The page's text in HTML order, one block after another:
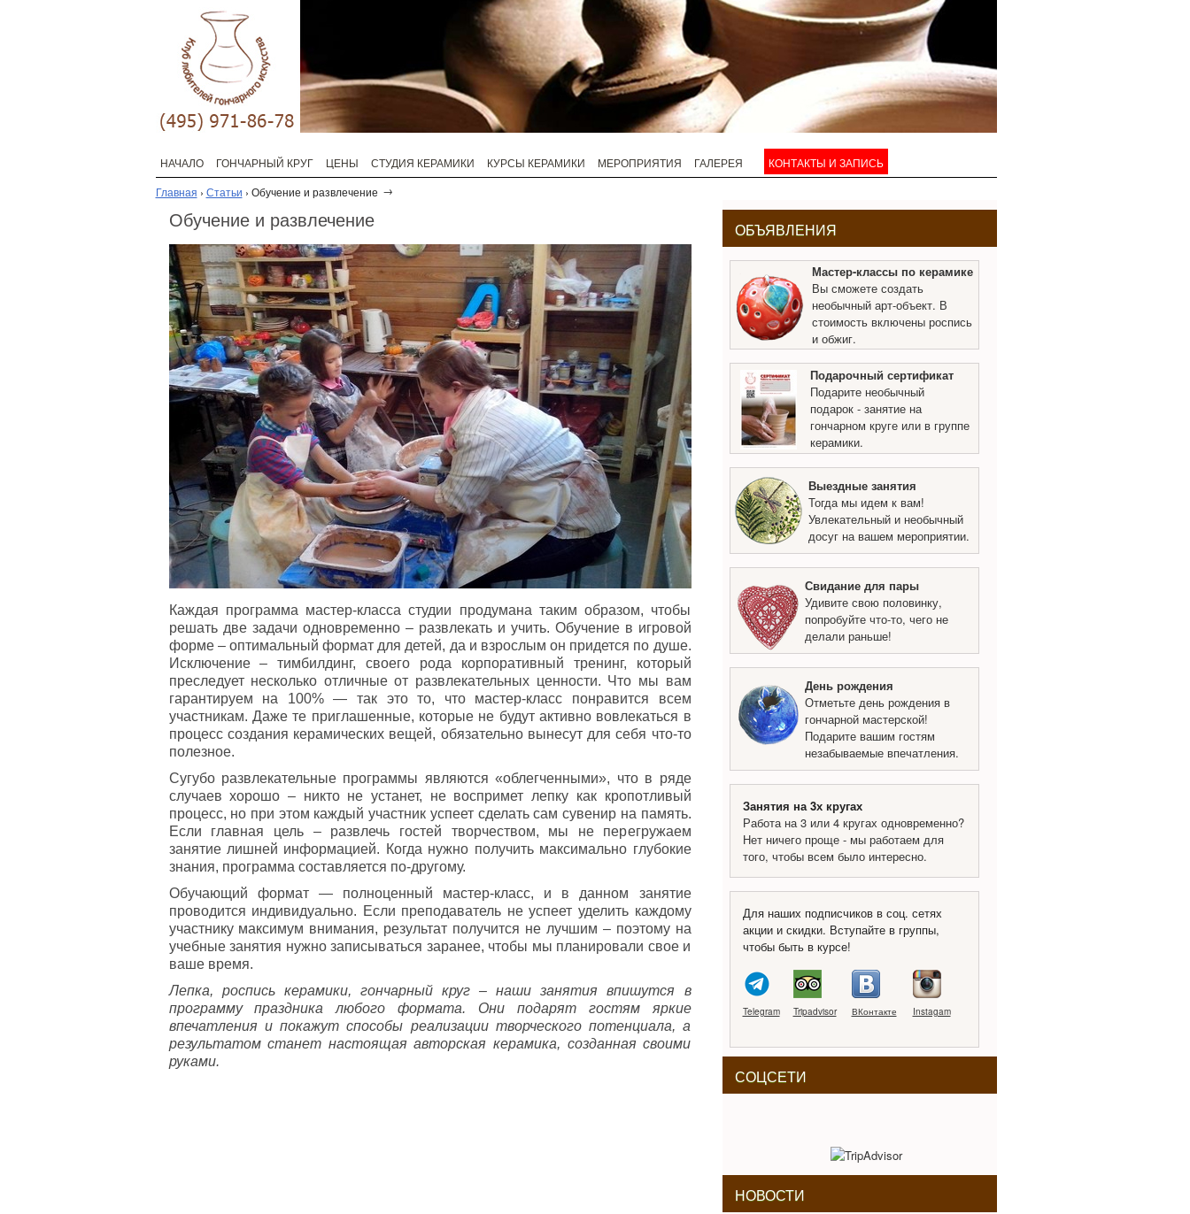
НАЧАЛО ГОНЧАРНЫЙ КРУГ ЦЕНЫ СТУДИЯ КЕРАМИКИ КУРСЫ КЕРАМИКИ МЕРОПРИЯТИЯ ГАЛЕРЕЯ
КОНТАКТЫ И ЗАПИСЬ
Главная › Статьи › Обучение и развлечение
Обучение и развлечение
Каждая программа мастер-класса студии продумана таким образом, чтобы
решать две задачи одновременно – развлекать и учить. Обучение в игровой
форме – оптимальный формат для детей, да и взрослым он придется по душе.
Исключение – тимбилдинг, своего рода корпоративный тренинг, который
преследует несколько отличные от развлекательных ценности. Что мы вам
гарантируем на 100% — так это то, что мастер-класс понравится всем
участникам. Даже те приглашенные, которые не будут активно вовлекаться в
процесс создания керамических вещей, обязательно вынесут для себя что-то
полезное.
Сугубо развлекательные программы являются «облегченными», что в ряде
случаев хорошо – никто не устанет, не воспримет лепку как кропотливый
процесс, но при этом каждый участник успеет сделать сам сувенир на память.
Если главная цель – развлечь гостей творчеством, мы не перегружаем
занятие лишней информацией. Когда нужно получить максимально глубокие
знания, программа составляется по-другому.
Обучающий формат — полноценный мастер-класс, и в данном занятие
проводится индивидуально. Если преподаватель не успеет уделить каждому
участнику максимум внимания, результат получится не лучшим – поэтому на
учебные занятия нужно записываться заранее, чтобы мы планировали свое и
ваше время.
Лепка, роспись керамики, гончарный круг – наши занятия впишутся в
программу праздника любого формата. Они подарят гостям яркие
впечатления и покажут способы реализации творческого потенциала, а
результатом станет настоящая авторская керамика, созданная своими
руками.
ОБЪЯВЛЕНИЯ
Мастер-классы по керамике
Вы сможете создать
необычный арт-объект. В
стоимость включены роспись
и обжиг.
Подарочный сертификат
Подарите необычный
подарок - занятие на
гончарном круге или в группе
керамики.
Выездные занятия
Тогда мы идем к вам!
Увлекательный и необычный
досуг на вашем мероприятии.
Свидание для пары
Удивите свою половинку,
попробуйте что-то, чего не
делали раньше!
День рождения
Отметьте день рождения в
гончарной мастерской!
Подарите вашим гостям
незабываемые впечатления.
Занятия на 3х кругах
Работа на 3 или 4 кругах одновременно?
Нет ничего проще - мы работаем для
того, чтобы всем было интересно.
Для наших подписчиков в соц. сетях
акции и скидки. Вступайте в группы,
чтобы быть в курсе!
Telegram Tripadvisor ВКонтакте Instagam
СОЦСЕТИ
НОВОСТИ